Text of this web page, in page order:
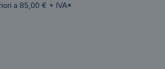
a 85,00 € + IVA*